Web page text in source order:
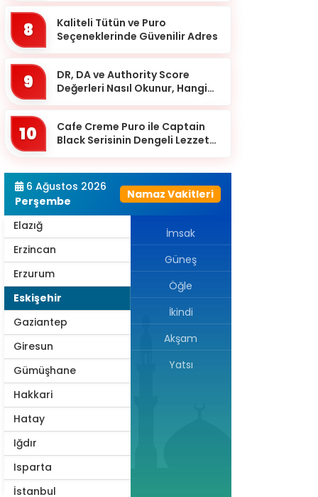
8
Kaliteli Tütün ve Puro
Seçeneklerinde Güvenilir Adres
9
DR, DA ve Authority Score
Değerleri Nasıl Okunur, Hangi
10
Cafe Creme Puro ile Captain
Black Serisinin Dengeli Lezzet
6 Ağustos 2026
Perşembe
Namaz Vakitleri
Burdur
Bursa
Çanakkale
Çankırı
Denizli
Diyarbakır
Düzce
Edirne
Elazığ
Erzincan
Erzurum
Eskişehir
Gaziantep
Giresun
Gümüşhane
Hakkari
Hatay
Iğdır
Isparta
İstanbul
İmsak
Güneş
Öğle
İkindi
Akşam
Yatsı